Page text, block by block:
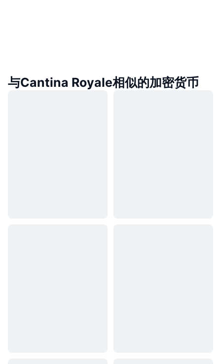
与Cantina Royale相似的加密货币